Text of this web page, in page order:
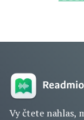
Vy čtete nahlas,